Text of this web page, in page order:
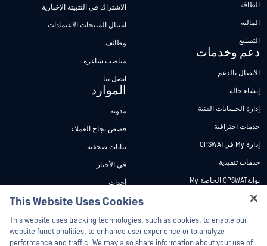
الطاقة
الماليه
التصنيع
دعم وخدمات
الاتصال بالدعم
إنشاء حالة
إدارة الحسابات الفنية
خدمات احترافية
إدارة My فيOPSWAT
خدمات تنفيذية
بوابةOPSWAT الخاصة My
وثائق تقنية
دورات تدريبية
برنامج الثغرات الأمنية
الاشتراك في التثبيتة الإخبارية
امتثال المنتجات الاعتمادات
وظائف
مناصب شاغرة
اتصل بنا
الموارد
مدونة
قصص نجاح العملاء
بيانات صحفية
في الأخبار
أحداث
ندوات عبر الإنترنت
أوراق البيانات
مستندات تقنية
This Website Uses Cookies
This website uses tracking technologies, such as cookies, to enable our
website functionalities, to enhance user experience or to analyze
performance and traffic. We may also share information about your use of
Hey there!
I'm Ozzy, your OPSWAT virtual assistant.
How can I help you secure what's critical